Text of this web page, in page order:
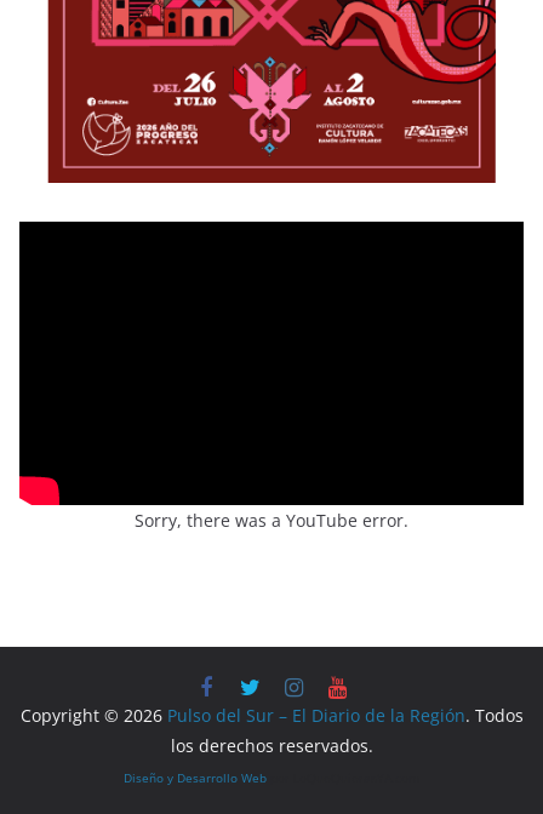
Sorry, there was a YouTube error.
Copyright © 2026 Pulso del Sur – El Diario de la Región. Todos
los derechos reservados.
Diseño y Desarrollo Web